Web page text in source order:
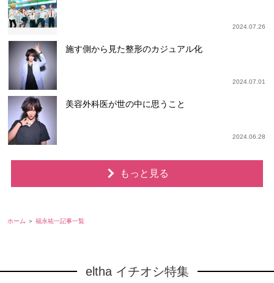
2024.07.26
施す側から見た整形のカジュアル化
2024.07.01
美容外科医が世の中に思うこと
2024.06.28
もっと見る
ホーム 福永祐一記事一覧
eltha イチオシ特集